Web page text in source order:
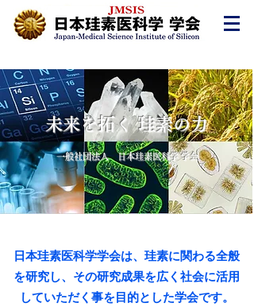
未来を拓く 珪素の力
一般社団法人 日本珪素医科学 学会
日本珪素医科学学会は、珪素に関わる全般
を研究し、その研究成果を広く社会に活用
していただく事を目的とした学会です。